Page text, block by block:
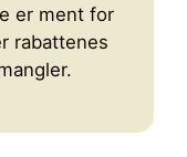
er ment for
rabattenes